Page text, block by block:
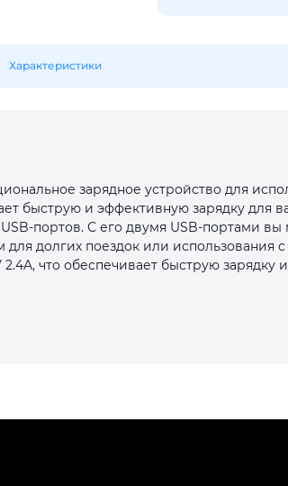
Характеристики
зарядное устройство для
быструю и эффективную зарядку для
портов. С его двумя USB-портами
для долгих поездок или использования
что обеспечивает быструю зарядку
25
раз в 2
вопросы?
302-02-51